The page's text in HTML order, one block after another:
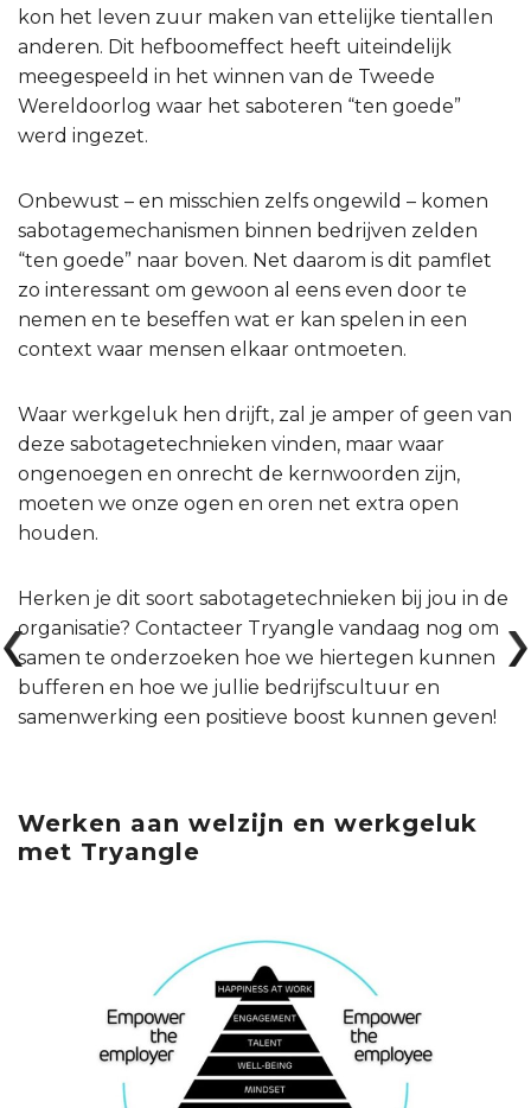
kon het leven zuur maken van ettelijke tientallen
anderen. Dit hefboomeffect heeft uiteindelijk
meegespeeld in het winnen van de Tweede
Wereldoorlog waar het saboteren “ten goede”
werd ingezet.
Onbewust – en misschien zelfs ongewild – komen
sabotagemechanismen binnen bedrijven zelden
“ten goede” naar boven. Net daarom is dit pamflet
zo interessant om gewoon al eens even door te
nemen en te beseffen wat er kan spelen in een
context waar mensen elkaar ontmoeten.
Waar werkgeluk hen drijft, zal je amper of geen van
deze sabotagetechnieken vinden, maar waar
ongenoegen en onrecht de kernwoorden zijn,
moeten we onze ogen en oren net extra open
houden.
Herken je dit soort sabotagetechnieken bij jou in de
organisatie? Contacteer Tryangle vandaag nog om
samen te onderzoeken hoe we hiertegen kunnen
bufferen en hoe we jullie bedrijfscultuur en
samenwerking een positieve boost kunnen geven!
Werken aan welzijn en werkgeluk
met Tryangle